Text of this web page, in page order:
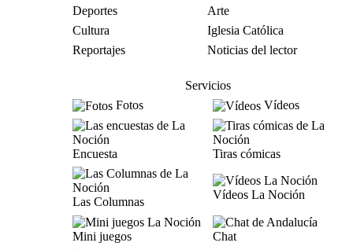
Deportes
Arte
Cultura
Iglesia Católica
Reportajes
Noticias del lector
Servicios
Fotos
Vídeos
Encuesta Tiras cómicas
Las Columnas
Vídeos La Noción
Mini juegos
Chat